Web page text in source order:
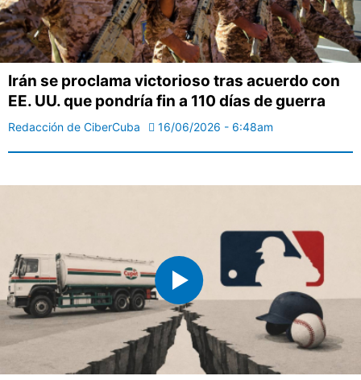
Irán se proclama victorioso tras acuerdo con
EE. UU. que pondría fin a 110 días de guerra
Redacción de CiberCuba 16/06/2026 - 6:48am